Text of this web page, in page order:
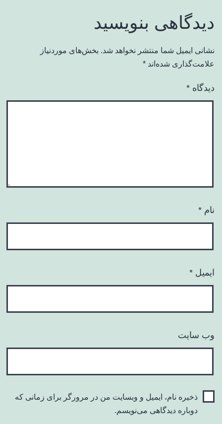
دیدگاهی بنویسید
نشانی ایمیل شما منتشر نخواهد شد. بخش‌های موردنیاز
علامت‌گذاری شده‌اند *
دیدگاه *
نام *
ایمیل *
وب‌ سایت
ذخیره نام، ایمیل و وبسایت من در مرورگر برای زمانی که
دوباره دیدگاهی می‌نویسم.